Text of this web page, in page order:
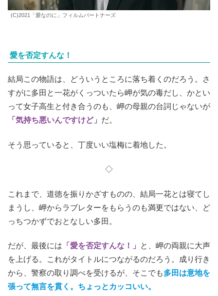
(C)2021「愛なのに」フィルムパートナーズ
愛を否定すんな！
結局この物語は、どういうところに落ち着くのだろう。さ
すがに多田と一花がくっついたら岬が気の毒だし、かとい
って女子高生と付き合うのも、岬の母親の台詞じゃないが
「気持ち悪いんですけど」 だ。
そう思っていると、丁度いい塩梅に着地した。
◇
これまで、道徳を振りかざすものの、結局一花とは寝てし
まうし、岬からラブレターをもらうのも満更ではない、ど
っちつかずでおとなしい多田。
だが、最後には 「愛を否定すんな！」
と、岬の両親に大声
を上げる。これがタイトルにつながるのだろう。
成り行き
から、警察の取り調べを受けるが、そこでも多田は意地を
張って無言を貫く。ちょっとカッコいい。